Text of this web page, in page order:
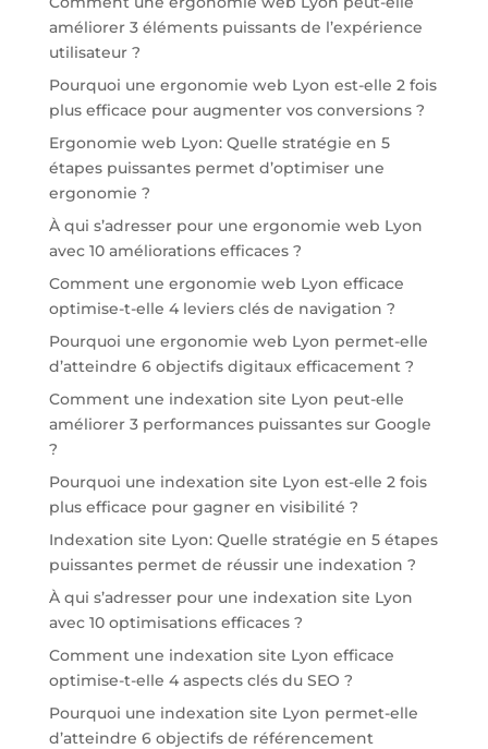
améliorer 3 éléments puissants de l’expérience
utilisateur ?
Pourquoi une ergonomie web Lyon est-elle 2 fois
plus efficace pour augmenter vos conversions ?
Ergonomie web Lyon: Quelle stratégie en 5
étapes puissantes permet d’optimiser une
ergonomie ?
À qui s’adresser pour une ergonomie web Lyon
avec 10 améliorations efficaces ?
Comment une ergonomie web Lyon efficace
optimise-t-elle 4 leviers clés de navigation ?
Pourquoi une ergonomie web Lyon permet-elle
d’atteindre 6 objectifs digitaux efficacement ?
Comment une indexation site Lyon peut-elle
améliorer 3 performances puissantes sur Google
?
Pourquoi une indexation site Lyon est-elle 2 fois
plus efficace pour gagner en visibilité ?
Indexation site Lyon: Quelle stratégie en 5 étapes
puissantes permet de réussir une indexation ?
À qui s’adresser pour une indexation site Lyon
avec 10 optimisations efficaces ?
Comment une indexation site Lyon efficace
optimise-t-elle 4 aspects clés du SEO ?
Pourquoi une indexation site Lyon permet-elle
d’atteindre 6 objectifs de référencement